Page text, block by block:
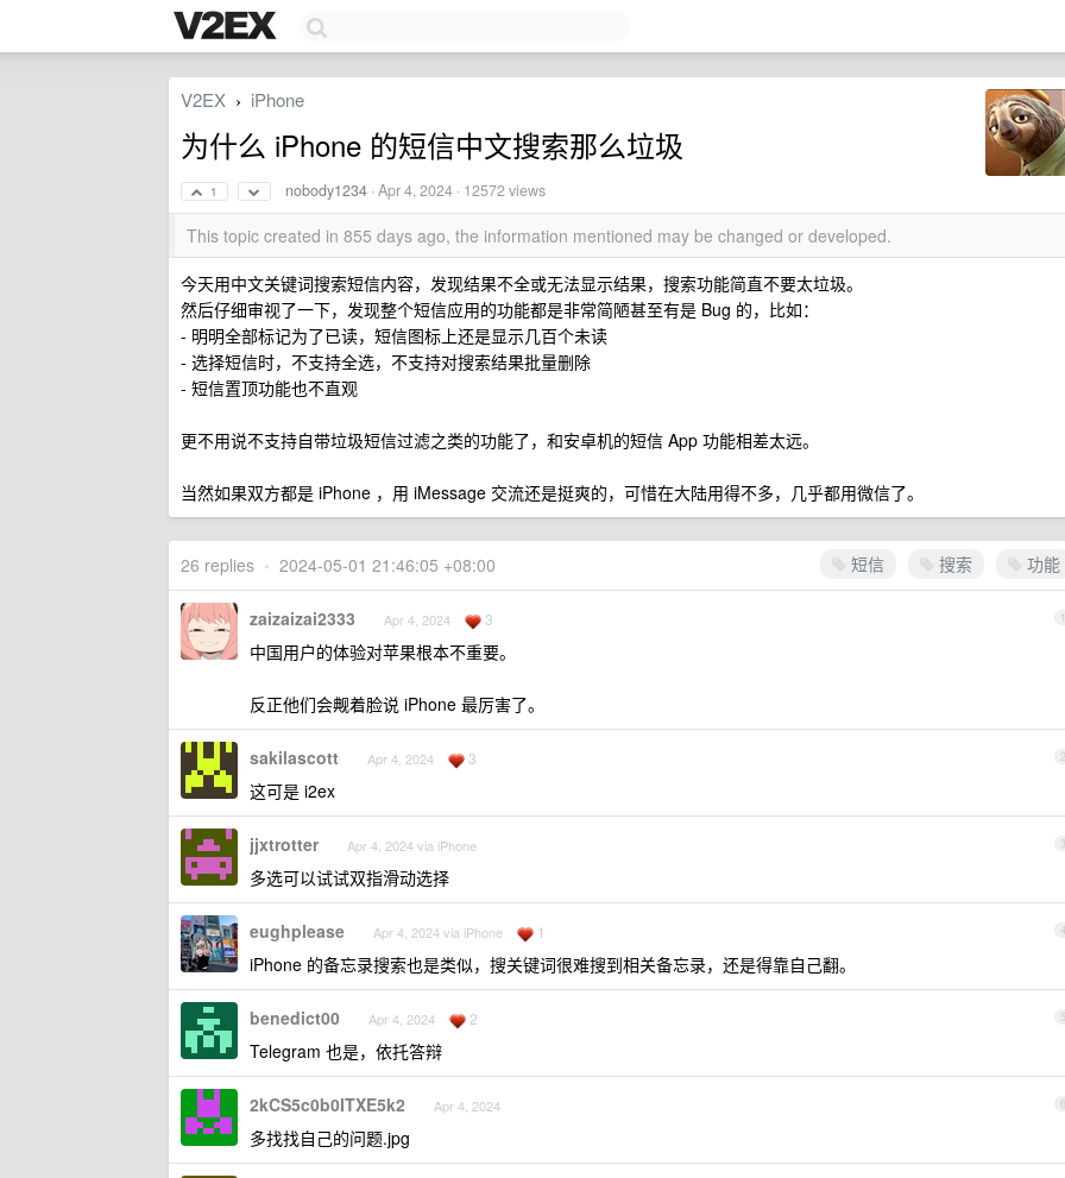
V2EX › iPhone
为什么 iPhone 的短信中文搜索那么垃圾
1 nobody1234 ·Apr 4, 2024 · 12572 views
This topic created in 855 days ago, the information mentioned may be changed or developed.
今天用中文关键词搜索短信内容，发现结果不全或无法显示结果，搜索功能简直不要太垃圾。
然后仔细审视了一下，发现整个短信应用的功能都是非常简陋甚至有是 Bug 的，比如：
- 明明全部标记为了已读，短信图标上还是显示几百个未读
- 选择短信时，不支持全选，不支持对搜索结果批量删除
- 短信置顶功能也不直观
更不用说不支持自带垃圾短信过滤之类的功能了，和安卓机的短信 App 功能相差太远。
当然如果双方都是 iPhone ，用 iMessage 交流还是挺爽的，可惜在大陆用得不多，几乎都用微信了。
短信 搜索 功能
26 replies • 2024-05-01 21:46:05 +08:00
1
zaizaizai2333 Apr 4, 2024 3
中国用户的体验对苹果根本不重要。
反正他们会觍着脸说 iPhone 最厉害了。
2
sakilascott Apr 4, 2024 3
这可是 i2ex
3
jjxtrotter Apr 4, 2024 via iPhone
多选可以试试双指滑动选择
4
eughplease Apr 4, 2024 via iPhone 1
iPhone 的备忘录搜索也是类似，搜关键词很难搜到相关备忘录，还是得靠自己翻。
5
benedict00 Apr 4, 2024 2
Telegram 也是，依托答辩
6
2kCS5c0b0ITXE5k2 Apr 4, 2024
多找找自己的问题.jpg